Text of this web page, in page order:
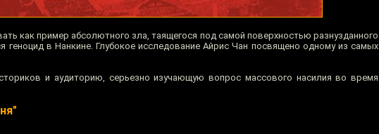
как пример абсолютного зла, таящегося под самой поверхностью разнузданного
геноцид в Нанкине. Глубокое исследование Айрис Чан посвящено одному из самых
и аудиторию, серьезно изучающую вопрос массового насилия во время